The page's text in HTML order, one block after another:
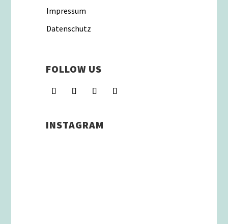
Impressum
Datenschutz
FOLLOW US
INSTAGRAM